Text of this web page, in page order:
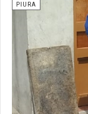
PIURA